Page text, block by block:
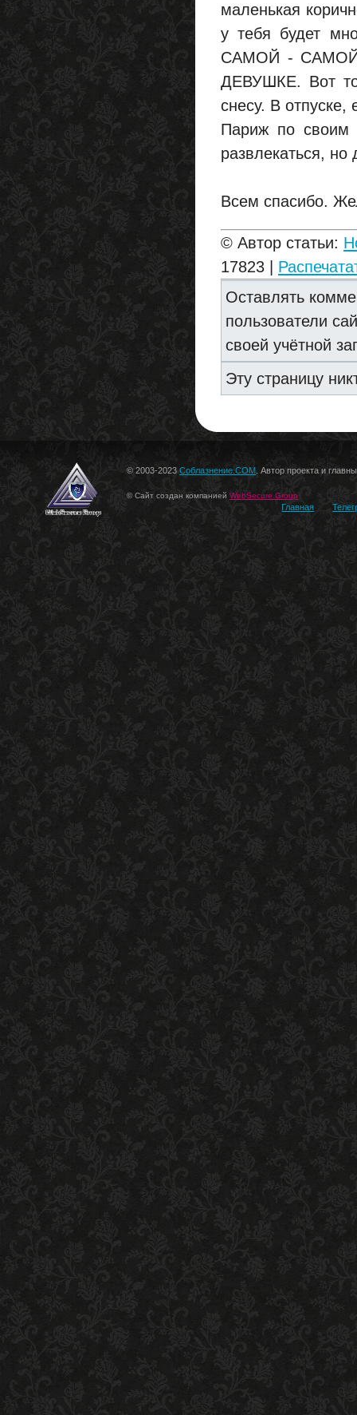
маленькая
у тебя будет
САМОЙ -
ДЕВУШКЕ. Вот
снесу. В отпуске,
Париж по своим
развлекаться,
Всем спасибо.
© Автор статьи:
17823 |
Оставлять
пользователи
своей учётной
Эту страницу
© 2003-2023 Соблазнение.COM . Автор проекта и
© Сайт создан компанией WebSecure Group
Главная